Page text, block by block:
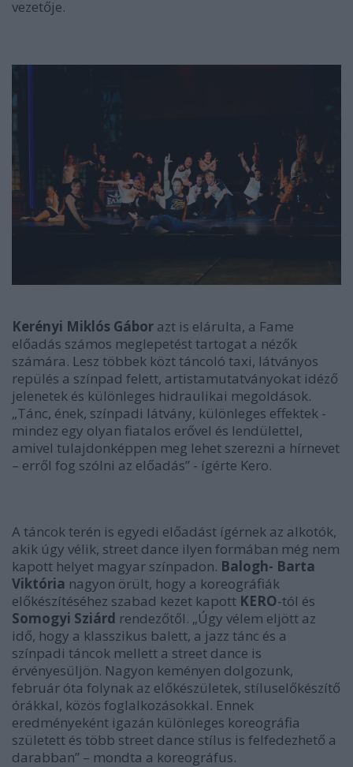
vezetője.
Kerényi Miklós Gábor azt is elárulta, a Fame
előadás számos meglepetést tartogat a nézők
számára. Lesz többek közt táncoló taxi, látványos
repülés a színpad felett, artistamutatványokat idéző
jelenetek és különleges hidraulikai megoldások.
„Tánc, ének, színpadi látvány, különleges effektek -
mindez egy olyan fiatalos erővel és lendülettel,
amivel tulajdonképpen meg lehet szerezni a hírnevet
– erről fog szólni az előadás” - ígérte Kero.
A táncok terén is egyedi előadást ígérnek az alkotók,
akik úgy vélik, street dance ilyen formában még nem
kapott helyet magyar színpadon. Balogh- Barta
Viktória nagyon örült, hogy a koreográfiák
előkészítéséhez szabad kezet kapott KERO-tól és
Somogyi Sziárd rendezőtől. „Úgy vélem eljött az
idő, hogy a klasszikus balett, a jazz tánc és a
színpadi táncok mellett a street dance is
érvényesüljön. Nagyon keményen dolgozunk,
február óta folynak az előkészületek, stíluselőkészítő
órákkal, közös foglalkozásokkal. Ennek
eredményeként igazán különleges koreográfia
született és több street dance stílus is felfedezhető a
darabban” – mondta a koreográfus.